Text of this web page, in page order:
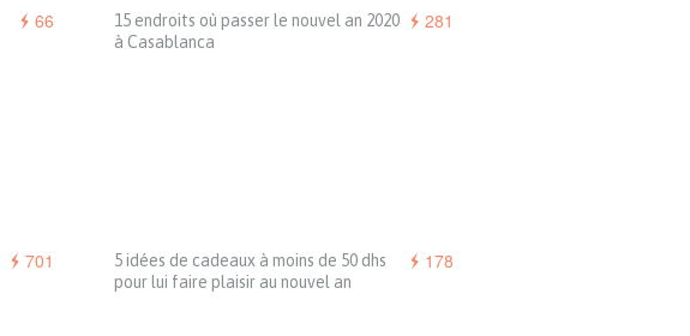
66 281
15 endroits où passer le nouvel an 2020
à Casablanca
701 178
5 idées de cadeaux à moins de 50 dhs
pour lui faire plaisir au nouvel an